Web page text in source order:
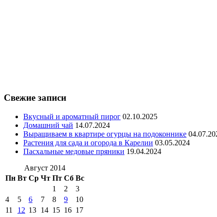
Свежие записи
Вкусный и ароматный пирог 02.10.2025
Домашний чай 14.07.2024
Выращиваем в квартире огурцы на подоконнике
Растения для сада и огорода в Карелии 03.05.2024
Пасхальные медовые пряники 19.04.2024
Август 2014
Пн Вт Ср Чт Пт Сб Вс
1
2
3
4
5 6 7 8 9
10
11
12 13 14 15 16 17